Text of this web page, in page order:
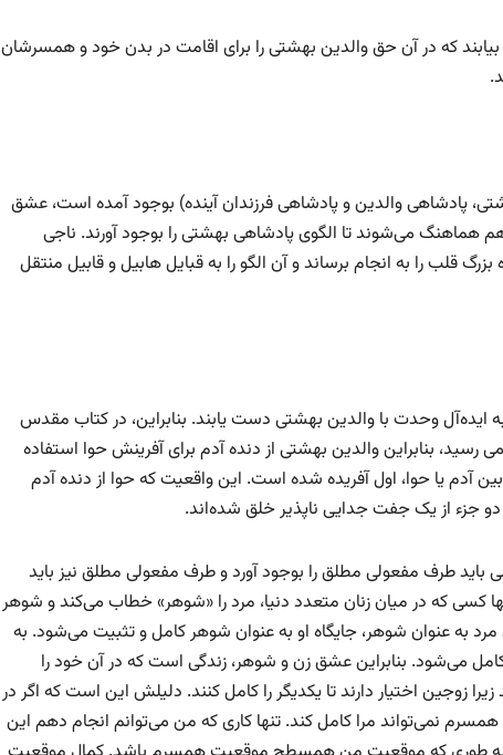
که در آن حق والدین بهشتی را برای اقامت در بدن خود و همسرشان
پادشاهی والدین و پادشاهی فرزندان آینده) بوجود آمده است، عشق
هماهنگ می‌شوند تا الگوی پادشاهی بهشتی را بوجود آورند. ناجی
قلب را به انجام برساند و آن الگو را به قبایل هابیل و قابیل منتقل
وحدت با والدین بهشتی دست یابند. بنابراین، در کتاب مقدس
رسید، بنابراین والدین بهشتی از دنده آدم برای آفرینش حوا استفاده
آدم یا حوا، اول آفریده شده است. این واقعیت که حوا از دنده آدم
جزء از یک جفت جدایی ناپذیر خلق شده‌اند.
طرف مفعولی مطلق را بوجود آورد و طرف مفعولی مطلق نیز باید
کسی که در میان زنان متعدد دنیا، مرد را «شوهر» خطاب می‌کند و شوهر
به عنوان شوهر، جایگاه او به عنوان شوهر کامل و تثبیت می‌شود. به
می‌شود. بنابراین عشق زن و شوهر، زندگی است که در آن خود را
زوجین اختیار دارند تا یکدیگر را کامل کنند. دلیلش این است که اگر در
نمی‌تواند مرا کامل کند. تنها کاری که من می‌توانم انجام دهم این